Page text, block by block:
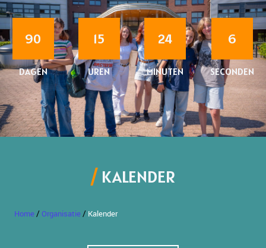
90
DAGEN
15
UREN
24
MINUTEN
6
SECONDEN
KALENDER
Home/Organisatie/ Kalender